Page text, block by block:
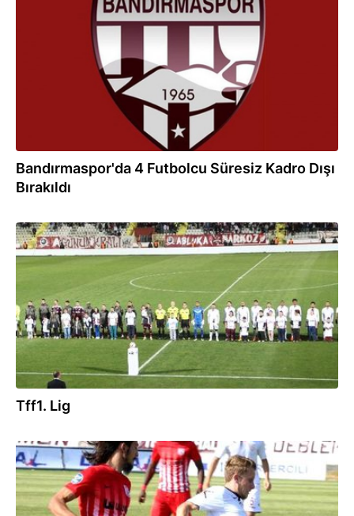
Bandırmaspor'da 4 Futbolcu Süresiz Kadro Dışı
Bırakıldı
15.10.2016
Tff1. Lig
18.09.2016